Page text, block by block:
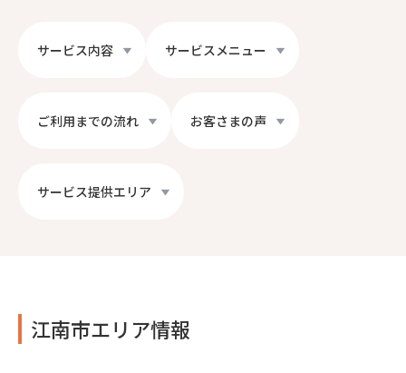
サービス内容 サービスメニュー
ご利用までの流れ お客さまの声
サービス提供エリア
江南市エリア情報